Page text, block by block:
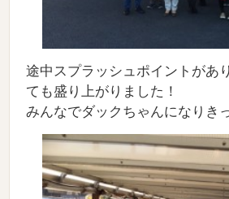
途中スプラッシュポイントがあ
ても盛り上がりました！
みんなでダックちゃんになりき